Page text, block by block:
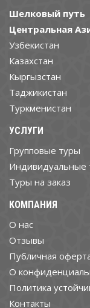
Шелковый путь
Центральная
Узбекистан
Казахстан
Кыргызстан
Таджикистан
Туркменистан
УСЛУГИ
Групповые туры
Индивидуальные
Туры на заказ
КОМПАНИЯ
О нас
Отзывы
Публичная
О
Политика
Контакты